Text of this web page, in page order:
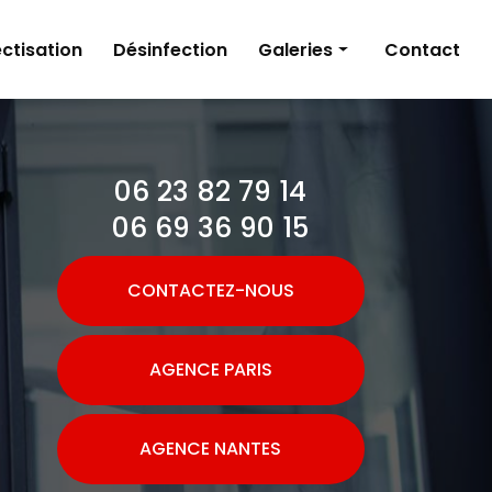
Désinfection Galeries
Dératisation
Désinfection
Contact
06 23 82 79 14
06 69 36 90 15
CONTACTEZ-NOUS
AGENCE PARIS
AGENCE NANTES